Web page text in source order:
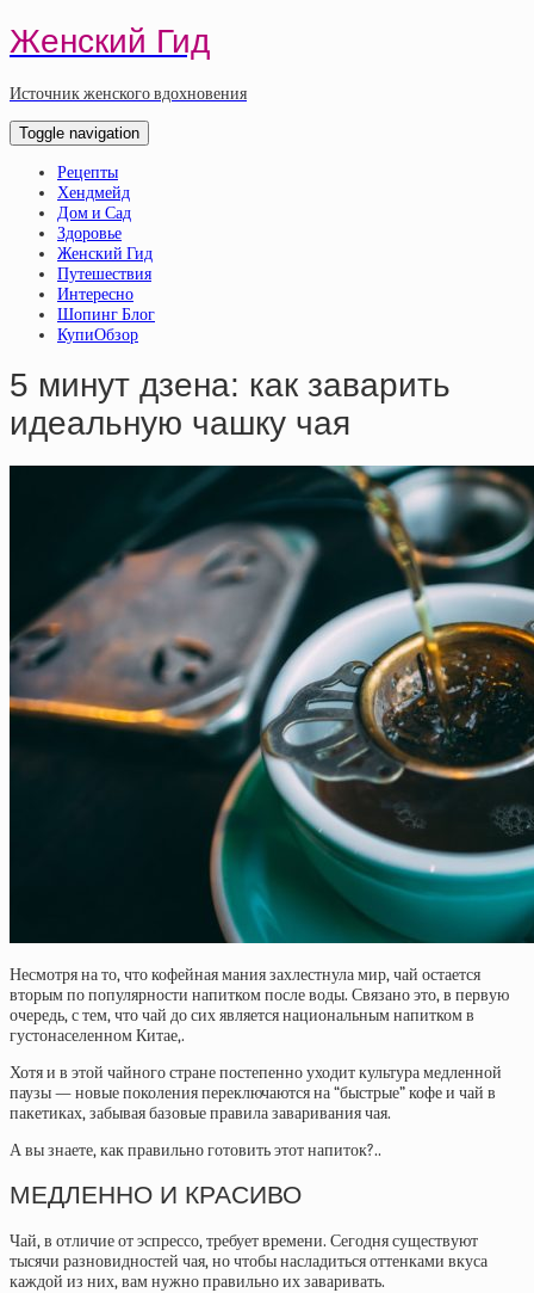
Женский Гид
Источник женского вдохновения
Toggle navigation
Рецепты
Хендмейд
Дом и Сад
Здоровье
Женский Гид
Путешествия
Интересно
Шопинг Блог
КупиОбзор
5 минут дзена: как заварить
идеальную чашку чая
Несмотря на то, что кофейная мания захлестнула мир, чай остается
вторым по популярности напитком после воды. Связано это, в первую
очередь, с тем, что чай до сих является национальным напитком в
густонаселенном Китае,.
Хотя и в этой чайного стране постепенно уходит культура медленной
паузы — новые поколения переключаются на “быстрые” кофе и чай в
пакетиках, забывая базовые правила заваривания чая.
А вы знаете, как правильно готовить этот напиток?..
МЕДЛЕННО И КРАСИВО
Чай, в отличие от эспрессо, требует времени. Сегодня существуют
тысячи разновидностей чая, но чтобы насладиться оттенками вкуса
каждой из них, вам нужно правильно их заваривать.